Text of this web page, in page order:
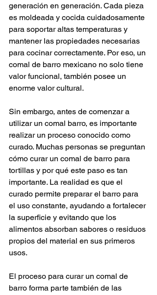
generación en generación. Cada pieza
es moldeada y cocida cuidadosamente
para soportar altas temperaturas y
mantener las propiedades necesarias
para cocinar correctamente. Por eso, un
comal de barro mexicano no solo tiene
valor funcional, también posee un
enorme valor cultural.
Sin embargo, antes de comenzar a
utilizar un comal barro, es importante
realizar un proceso conocido como
curado. Muchas personas se preguntan
cómo curar un comal de barro para
tortillas y por qué este paso es tan
importante. La realidad es que el
curado permite preparar el barro para
el uso constante, ayudando a fortalecer
la superficie y evitando que los
alimentos absorban sabores o residuos
propios del material en sus primeros
usos.
El proceso para curar un comal de
barro forma parte también de las